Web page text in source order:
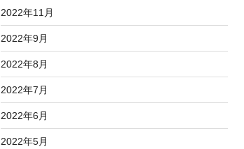
2022年11月
2022年9月
2022年8月
2022年7月
2022年6月
2022年5月